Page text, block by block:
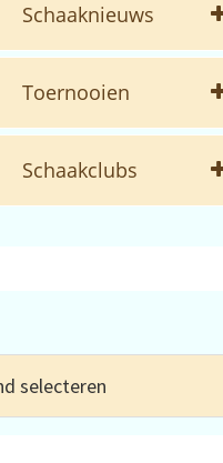
Schaaknieuws
Toernooien
Schaakclubs